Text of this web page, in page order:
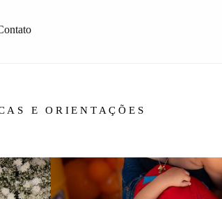
E ORIENTAÇÕES